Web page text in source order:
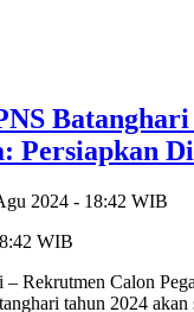
Batanghari
Persiapkan
2024 - 18:42 WIB
WIB
– Rekrutmen Calon
tahun 2024